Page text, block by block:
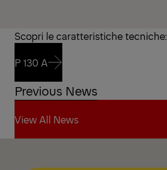
Scopri le caratteristiche tecniche:
P 130 A
P 130 A
Previous News
View All News